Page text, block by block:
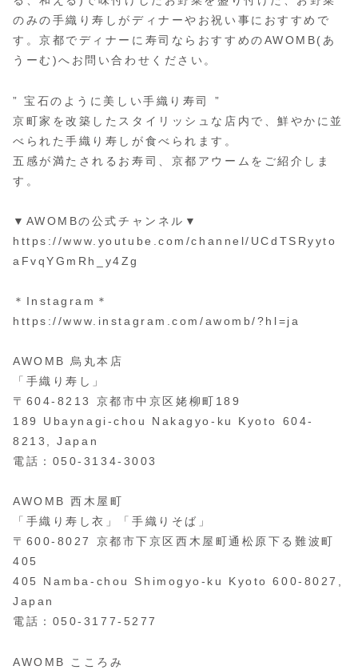
のみの手織り寿しがディナーやお祝い事におすすめで
す。京都でディナーに寿司ならおすすめのAWOMB(あ
うーむ)へお問い合わせください。
” 宝石のように美しい手織り寿司 ”
京町家を改築したスタイリッシュな店内で、鮮やかに並
べられた手織り寿しが食べられます。
五感が満たされるお寿司、京都アウームをご紹介しま
す。
▼AWOMBの公式チャンネル▼
https://www.youtube.com/channel/UCdTSRyyto
aFvqYGmRh_y4Zg
＊Instagram＊
https://www.instagram.com/awomb/?hl=ja
AWOMB 烏丸本店
「手織り寿し」
〒604-8213 京都市中京区姥柳町189
189 Ubaynagi-chou Nakagyo-ku Kyoto 604-
8213, Japan
電話：050-3134-3003
AWOMB 西木屋町
「手織り寿し衣」「手織りそば」
〒600-8027 京都市下京区西木屋町通松原下る難波町
405
405 Namba-chou Shimogyo-ku Kyoto 600-8027,
Japan
電話：050-3177-5277
AWOMB こころみ